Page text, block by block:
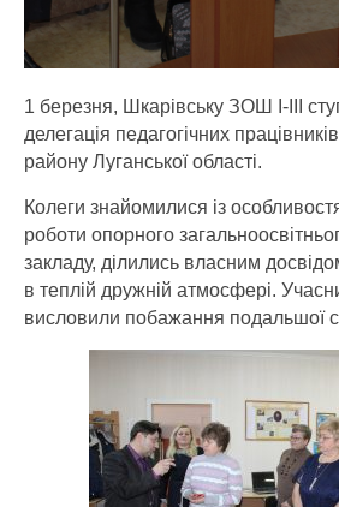
1 березня, Шкарівську ЗОШ І-ІІІ
делегація педагогічних
району Луганської області.
Колеги знайомилися із
роботи опорного
закладу, ділились власним
в теплій дружній атмосфері.
висловили побажання подальшої